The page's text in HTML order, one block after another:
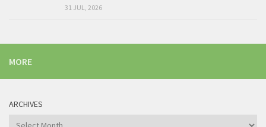
31 JUL, 2026
MORE
ARCHIVES
Archives